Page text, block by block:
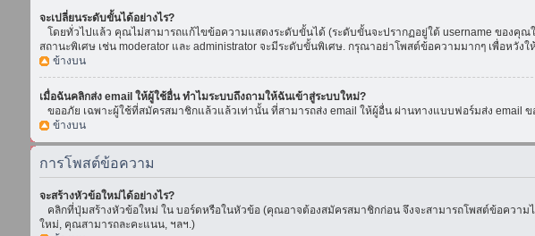
จะเปลี่ยนระดับขั้นได้อย่างไร?
โดยทั่วไปแล้ว คุณไม่สามารถแก้ไขข้อความแสดงระดับขั้นได้ (ระดับขั้นจะปรากฏอยู่ใต้ username ของ
สถานะพิเศษ เช่น moderator และ administrator จะมีระดับขั้นพิเศษ. กรุณาอย่าโพสต์ข้อความมากๆ เพื่อหวั
ข้างบน
เมื่อฉันคลิกส่ง email ให้ผู้ใช้อื่น ทำไมระบบถึงถามให้ฉันเข้าสู่ระบบใหม่?
ขออภัย เฉพาะผู้ใช้ที่สมัครสมาชิกแล้วแล้วเท่านั้น ที่สามารถส่ง email ให้ผู้อื่น ผ่านทางแบบฟอร์มส่ง
ข้างบน
การโพสต์ข้อความ
จะสร้างหัวข้อใหม่ได้อย่างไร?
คลิกที่ปุ่มสร้างหัวข้อใหม่ ใน บอร์ดหรือในหัวข้อ (คุณอาจต้องสมัครสมาชิกก่อน จึงจะสามารถโพสต์ข้อควา
ใหม่, คุณสามารถละคะแนน, ฯลฯ.)